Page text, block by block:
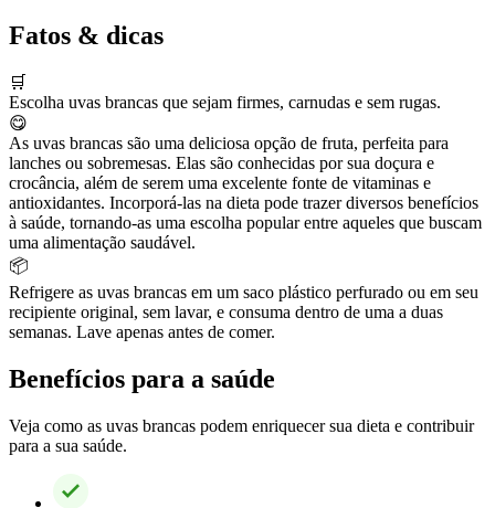
Fatos & dicas
🛒
Escolha uvas brancas que sejam firmes, carnudas e sem rugas.
😋
As uvas brancas são uma deliciosa opção de fruta, perfeita para
lanches ou sobremesas. Elas são conhecidas por sua doçura e
crocância, além de serem uma excelente fonte de vitaminas e
antioxidantes. Incorporá-las na dieta pode trazer diversos benefícios
à saúde, tornando-as uma escolha popular entre aqueles que buscam
uma alimentação saudável.
📦
Refrigere as uvas brancas em um saco plástico perfurado ou em seu
recipiente original, sem lavar, e consuma dentro de uma a duas
semanas. Lave apenas antes de comer.
Benefícios para a saúde
Veja como as uvas brancas podem enriquecer sua dieta e contribuir
para a sua saúde.